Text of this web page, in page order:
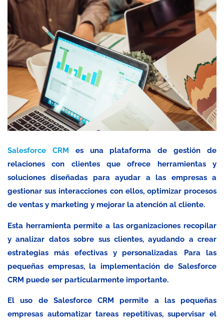
Salesforce CRM es una plataforma de gestión de
relaciones con clientes que ofrece herramientas y
soluciones diseñadas para ayudar a las empresas a
gestionar sus interacciones con ellos, optimizar procesos
de ventas y marketing y mejorar la atención al cliente.
Esta herramienta permite a las organizaciones recopilar
y analizar datos sobre sus clientes, ayudando a crear
estrategias más efectivas y personalizadas. Para las
pequeñas empresas, la implementación de Salesforce
CRM puede ser particularmente importante.
El uso de Salesforce CRM permite a las pequeñas
empresas automatizar tareas repetitivas, supervisar el